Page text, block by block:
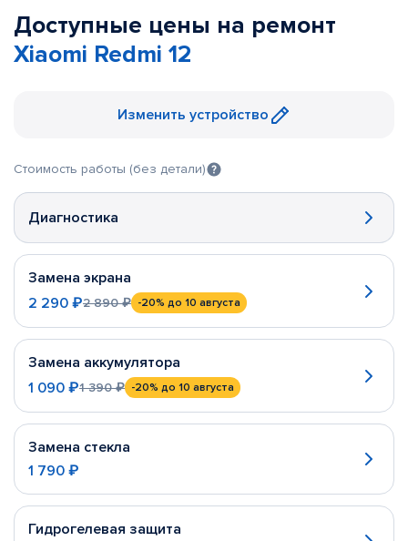
Доступные цены на ремонт
Xiaomi Redmi 12
Изменить устройство
Стоимость работы (без детали)
Диагностика
Замена экрана
2 290 ₽2 890 ₽ -20% до 10 августа
Замена аккумулятора
1 090 ₽1 390 ₽ -20% до 10 августа
Замена стекла
1 790 ₽
Гидрогелевая защита